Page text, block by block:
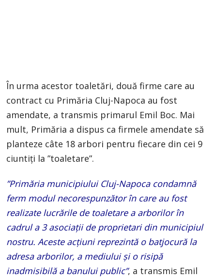
În urma acestor toaletări, două firme care au
contract cu Primăria Cluj-Napoca au fost
amendate, a transmis primarul Emil Boc. Mai
mult, Primăria a dispus ca firmele amendate să
planteze câte 18 arbori pentru fiecare din cei 9
ciuntiți la ”toaletare”.
”Primăria municipiului Cluj-Napoca condamnă
ferm modul necorespunzător în care au fost
realizate lucrările de toaletare a arborilor în
cadrul a 3 asociații de proprietari din municipiul
nostru. Aceste acțiuni reprezintă o batjocură la
adresa arborilor, a mediului și o risipă
inadmisibilă a banului public”, a transmis Emil